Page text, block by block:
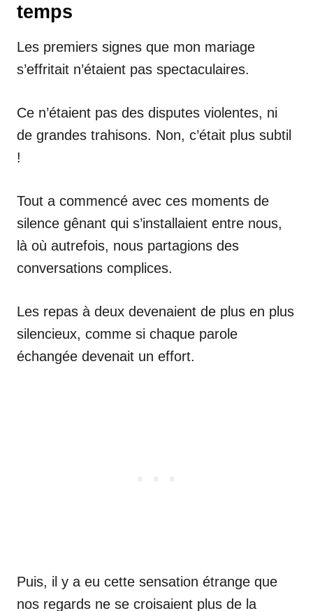
temps
Les premiers signes que mon mariage
s’effritait n’étaient pas spectaculaires.
Ce n’étaient pas des disputes violentes, ni
de grandes trahisons. Non, c’était plus subtil
!
Tout a commencé avec ces moments de
silence gênant qui s’installaient entre nous,
là où autrefois, nous partagions des
conversations complices.
Les repas à deux devenaient de plus en plus
silencieux, comme si chaque parole
échangée devenait un effort.
Puis, il y a eu cette sensation étrange que
nos regards ne se croisaient plus de la